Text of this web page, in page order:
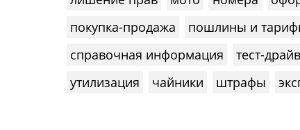
покупка-продажа
пошлины и
справочная информация
тест-
утилизация
чайники штрафы